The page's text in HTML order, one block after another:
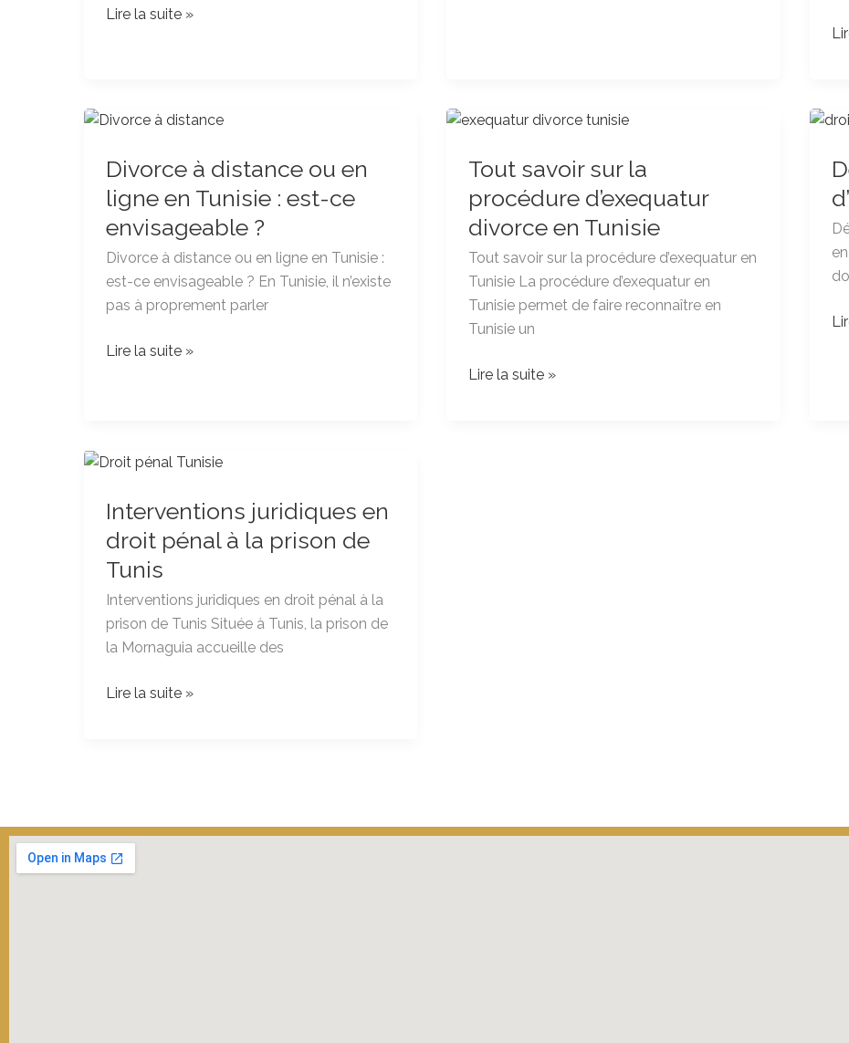
de
Lire la suite »
Divorce à distance ou en
ligne en Tunisie : est-ce
envisageable ?
Divorce à distance ou en ligne en Tunisie :
est-ce envisageable ? En Tunisie, il n’existe
pas à proprement parler
Divorce
distance
ou
en
ligne
en
Tunisie
ce
Lire la suite »
Tout savoir sur la
procédure d’exequatur
divorce en Tunisie
Tout savoir sur la procédure d’exequatur en
Tunisie La procédure d’exequatur en
Tunisie permet de faire reconnaître en
Tunisie un
Tout
sur
procédure
d’exequatur
divorce
en
Tunisie
Lire la suite »
d’un
Interventions juridiques en
droit pénal à la prison de
Tunis
Interventions juridiques en droit pénal à la
prison de Tunis Située à Tunis, la prison de
la Mornaguia accueille des
Interventions
en
droit
à
la
prison
de
Lire la suite »